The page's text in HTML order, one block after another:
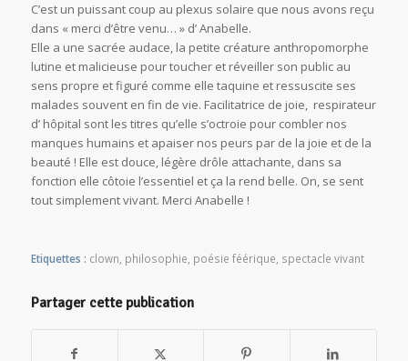
C’est un puissant coup au plexus solaire que nous avons reçu
dans « merci d’être venu… » d’ Anabelle.
Elle a une sacrée audace, la petite créature anthropomorphe
lutine et malicieuse pour toucher et réveiller son public au
sens propre et figuré comme elle taquine et ressuscite ses
malades souvent en fin de vie. Facilitatrice de joie, respirateur
d’ hôpital sont les titres qu’elle s’octroie pour combler nos
manques humains et apaiser nos peurs par de la joie et de la
beauté ! Elle est douce, légère drôle attachante, dans sa
fonction elle côtoie l’essentiel et ça la rend belle. On, se sent
tout simplement vivant. Merci Anabelle !
Etiquettes : clown philosophie poésie féérique spectacle vivant
Partager cette publication